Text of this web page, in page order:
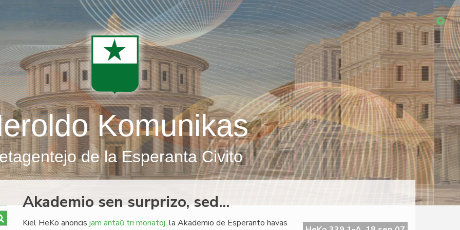
Komunikas
de la Esperanta Civito
Akademio sen surprizo, sed...
Kiel HeKo anoncis jam antaŭ tri monatoj, la Akademio de Esperanto havas